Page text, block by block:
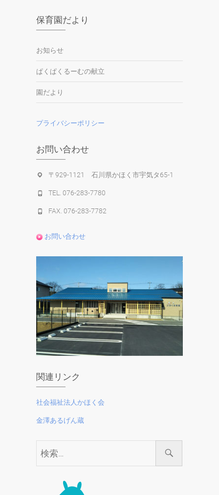
保育園だより
お知らせ
ぱくぱくるーむの献立
園だより
プライバシーポリシー
お問い合わせ
〒929-1121 石川県かほく市宇気タ65-1
TEL. 076-283-7780
FAX. 076-283-7782
お問い合わせ
関連リンク
社会福祉法人かほく会
金澤あるげん蔵
索…